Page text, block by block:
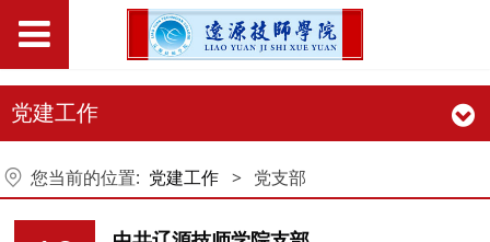
党建工作
您当前的位置: 党建工作 > 党支部